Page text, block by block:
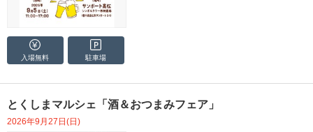
入場無料 駐車場
とくしまマルシェ「酒＆おつまみフェア」
2026年9月27日(日)